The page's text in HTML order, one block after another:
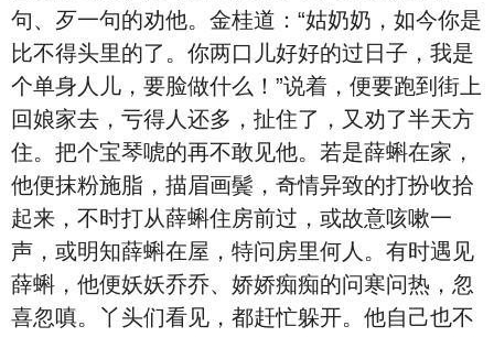
句、歹一句的劝他。金桂道：“姑奶奶，如今你是
比不得头里的了。你两口儿好好的过日子，我是
个单身人儿，要脸做什么！”说着，便要跑到街上
回娘家去，亏得人还多，扯住了，又劝了半天方
住。把个宝琴唬的再不敢见他。若是薛蝌在家，
他便抹粉施脂，描眉画鬓，奇情异致的打扮收拾
起来，不时打从薛蝌住房前过，或故意咳嗽一
声，或明知薛蝌在屋，特问房里何人。有时遇见
薛蝌，他便妖妖乔乔、娇娇痴痴的问寒问热，忽
喜忽嗔。丫头们看见，都赶忙躲开。他自己也不